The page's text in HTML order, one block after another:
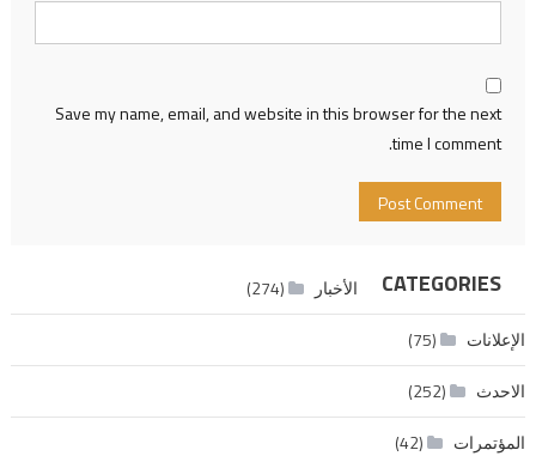
Save my name, email, and website in this browser for the next
time I comment.
CATEGORIES الأخبار (274)
الإعلانات (75)
الاحدث (252)
المؤتمرات (42)